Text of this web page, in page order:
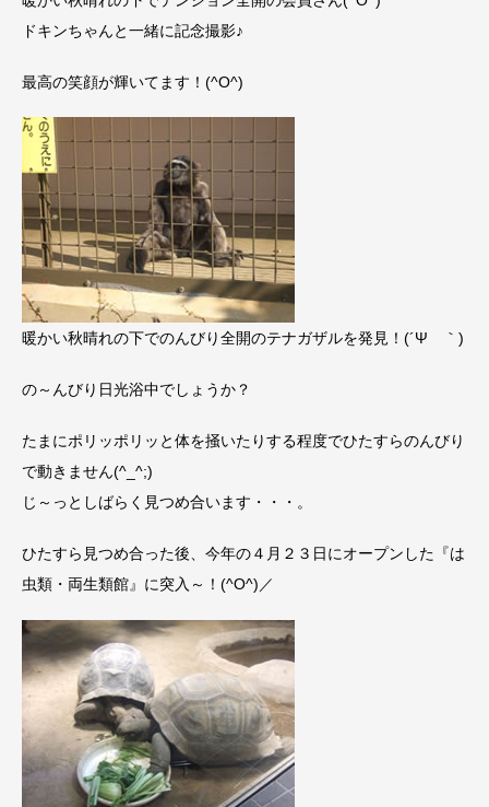
ドキンちゃんと一緒に記念撮影♪
最高の笑顔が輝いてます！(^O^)
暖かい秋晴れの下でのんびり全開のテナガザルを発見！(´Ψ ｀)
の～んびり日光浴中でしょうか？
たまにポリッポリッと体を掻いたりする程度でひたすらのんびり
で動きません(^_^;)
じ～っとしばらく見つめ合います・・・。
ひたすら見つめ合った後、今年の４月２３日にオープンした『は
虫類・両生類館』に突入～！(^O^)／